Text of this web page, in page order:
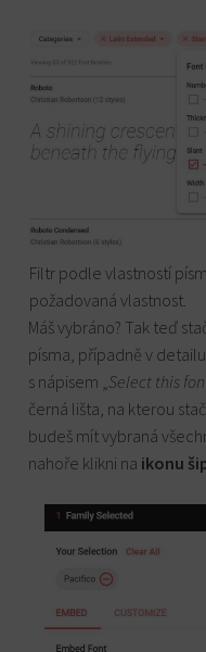
Filtr podle vlastností
požadovaná vlastnost.
Máš vybráno? Tak teď
písma, případně v
s nápisem „Select this
černá lišta, na kterou
budeš mít vybraná
nahoře klikni na ikonu